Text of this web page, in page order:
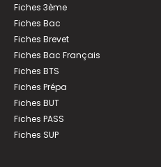
Fiches 3ème
Fiches Bac
Fiches Brevet
Fiches Bac Français
Fiches BTS
Fiches Prépa
Fiches BUT
Fiches PASS
Fiches SUP